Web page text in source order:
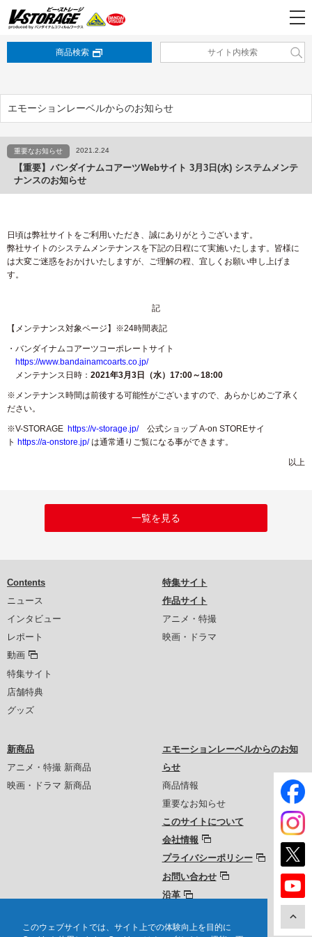
このウェブサイトでは、サイト上での体験向上を目的に
商品検索
エモーションレーベルからのお知らせ
重要なお知らせ 2021.2.24
【重要】バンダイナムコアーツWebサイト 3月3日(水) システムメンテ
ナンスのお知らせ
日頃は弊社サイトをご利用いただき、誠にありがとうございます。
弊社サイトのシステムメンテナンスを下記の日程にて実施いたします。皆様に
は大変ご迷惑をおかけいたしますが、ご理解の程、宜しくお願い申し上げま
す。
記
【メンテナンス対象ページ】※24時間表記
・バンダイナムコアーツコーポレートサイト
https://www.bandainamcoarts.co.jp/
メンテナンス日時： 2021年3月3日（水）17:00～18:00
※メンテナンス時間は前後する可能性がございますので、あらかじめご了承く
ださい。
※V-STORAGE https://v-storage.jp/公式ショップ A-on STOREサイ
ト https://a-onstore.jp/は通常通りご覧になる事ができます。
以上
一覧を見る
Contents
ニュース
インタビュー
レポート
動画
特集サイト
店舗特典
グッズ
特集サイト
作品サイト
アニメ・特撮
映画・ドラマ
新商品
アニメ・特撮 新商品
映画・ドラマ 新商品
エモーションレーベルからのお知
らせ
商品情報
重要なお知らせ
このサイトについて
会社情報
プライバシーポリシー
お問い合わせ
沿革